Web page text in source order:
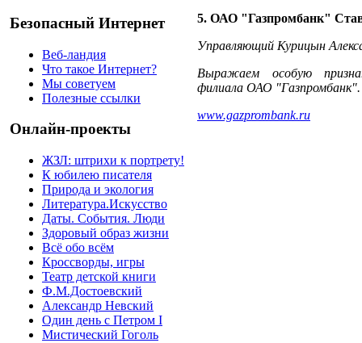
Безопасный Интернет
Веб-ландия
Что такое Интернет?
Мы советуем
Полезные ссылки
Онлайн-проекты
ЖЗЛ: штрихи к портрету!
К юбилею писателя
Природа и экология
Литература.Искусство
Даты. События. Люди
Здоровый образ жизни
Всё обо всём
Кроссворды, игры
Театр детской книги
Ф.М.Достоевский
Александр Невский
Один день с Петром I
Мистический Гоголь
5. ОАО "Газпромбанк"
Управляющий Курицын
Выражаем особую
филиала ОАО "Газпромбанк".
www.gazprombank.ru